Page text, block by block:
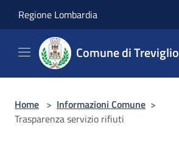
Regione Lombardia
Comune di Treviglio
Home > Informazioni Comune >
Trasparenza servizio rifiuti